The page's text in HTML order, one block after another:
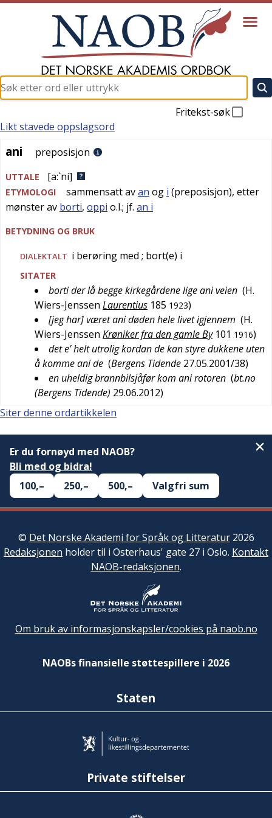
Fritekst-søk
ani
Likt stavede oppslagsord
ani preposisjon
UTTALE [a:`ni]
ETYMOLOGI sammensatt avan og i (preposisjon), etter
mønster av borti, oppi o.l.; jf. an i
BETYDNING OG BRUK
DIALEKTALT i berøring med ; bort(e) i
SITATER
borti der lå begge kirkegårdene lige ani veien (H.
Wiers-Jenssen Laurentius 185 1923)
[jeg har] været ani døden hele livet igjennem (H.
Wiers-Jenssen Krøniker fra den gamle By 101 1916)
det e’ helt utrolig kordan de kan styre dukkene uten
å komme ani de (Bergens Tidende 27.05.2001/38)
en uheldig brannbilsjåfør kom ani rotoren (bt.no
(Bergens Tidende) 29.06.2012)
Siter denne ordartikkelen
Er du fornøyd med NAOB?
Bli med og bidra!
100,–
250,– 500,– Valgfri sum
© Det Norske Akademi for Språk og Litteratur2026
Redaksjonen holder til i Osterhaus' gate 27 i Oslo. Kontakt
NAOB-redaksjonen.
Om bruk av informasjonskapsler/cookies på naob.no
NAOBs finansielle støttespillere i 2026
Staten
Private stiftelser